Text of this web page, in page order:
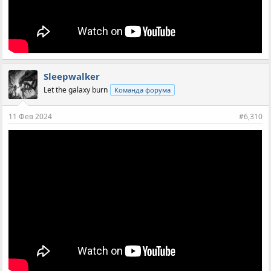
Sleepwalker
Let the galaxy burn Команда форума
11 Фев 2024 #6,310